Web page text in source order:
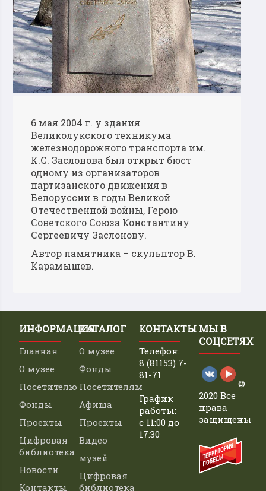
6 мая 2004 г. у здания
Великолукского техникума
железнодорожного транспорта им.
К.С. Заслонова был открыт бюст
одному из организаторов
партизанского движения в
Белоруссии в годы Великой
Отечественной войны, Герою
Советского Союза Константину
Сергеевичу Заслонову.
Автор памятника – скульптор В.
Карамышев.
ИНФОРМАЦИЯ
Главная
О музее
Посетителю
Фонды
Проекты
Цифровая
библиотека
Новости
Контакты
КАТАЛОГ
О музее
Фонды
Посетителям
Афиша
Проекты
Видео
музей
Цифровая
библиотека
КОНТАКТЫ
Телефон:
8 (81153) 7-
81-71
График
работы:
с 11:00 до
17:30
МЫ В
СОЦСЕТЯХ
©
2020 Все
права
защищены